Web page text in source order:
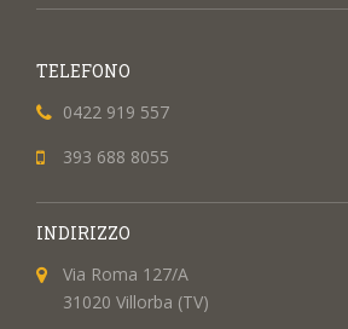
TELEFONO
0422 919 557
393 688 8055
INDIRIZZO
Via Roma 127/A
31020 Villorba (TV)